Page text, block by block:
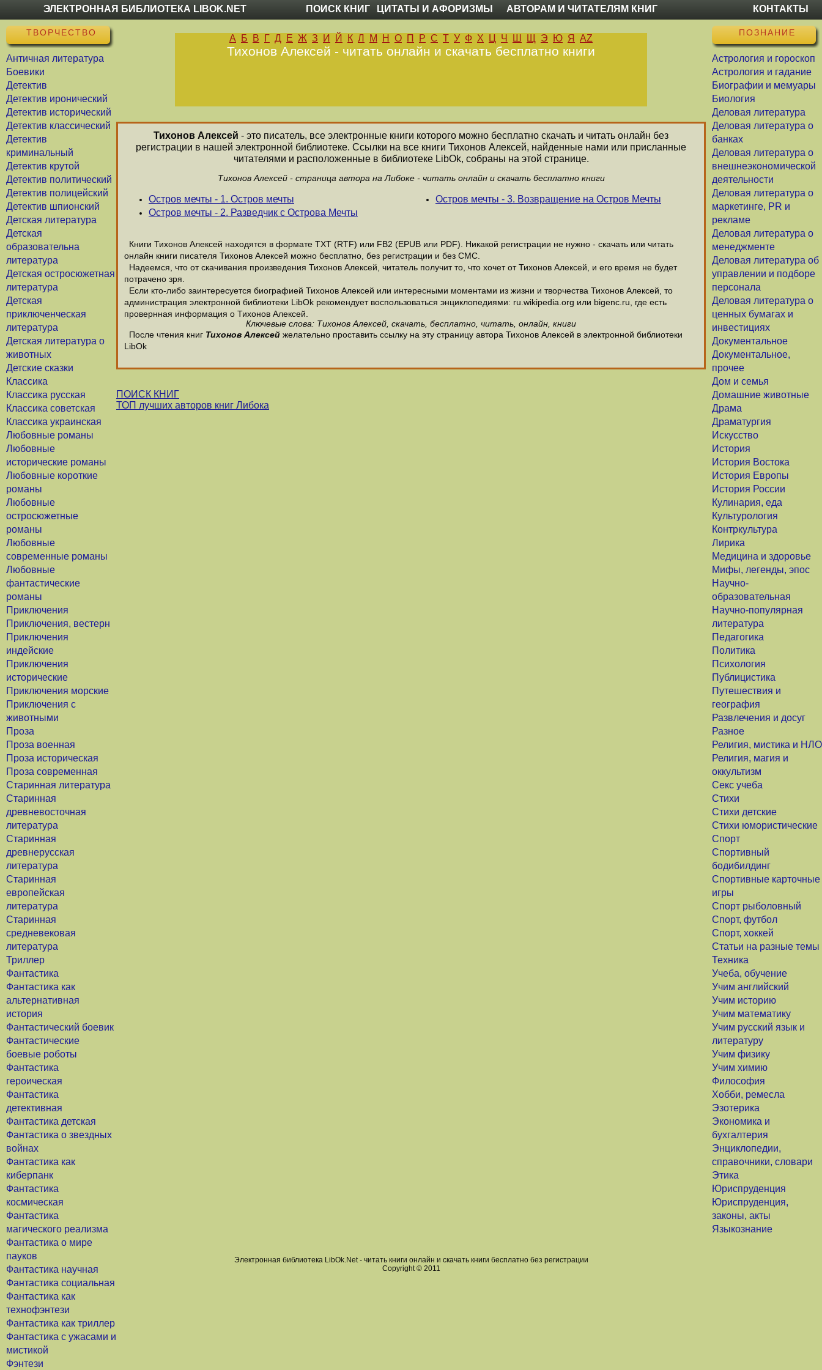
ЭЛЕКТРОННАЯ БИБЛИОТЕКА LIBOK.NET ПОИСК КНИГ ЦИТАТЫ И АФОРИЗМЫ АВТОРАМ И ЧИТАТЕЛЯМ КНИГ КОНТАКТЫ
ТВОРЧЕСТВО
Античная литература
Боевики
Детектив
Детектив иронический
Детектив исторический
Детектив классический
Детектив
криминальный
Детектив крутой
Детектив политический
Детектив полицейский
Детектив шпионский
Детская литература
Детская
образовательна
литература
Детская остросюжетная
литература
Детская
приключенческая
литература
Детская литература о
животных
Детские сказки
Классика
Классика русская
Классика советская
Классика украинская
Любовные романы
Любовные
исторические романы
Любовные короткие
романы
Любовные
остросюжетные
романы
Любовные
современные романы
Любовные
фантастические
романы
Приключения
Приключения, вестерн
Приключения
индейские
Приключения
исторические
Приключения морские
Приключения с
животными
Проза
Проза военная
Проза историческая
Проза современная
Старинная литература
Старинная
древневосточная
литература
Старинная
древнерусская
литература
Старинная
европейская
литература
Старинная
средневековая
литература
Триллер
Фантастика
Фантастика как
альтернативная
история
Фантастический боевик
Фантастические
боевые роботы
Фантастика
героическая
Фантастика
детективная
Фантастика детская
Фантастика о звездных
войнах
Фантастика как
киберпанк
Фантастика
космическая
Фантастика
магического реализма
Фантастика о мире
пауков
Фантастика научная
Фантастика социальная
Фантастика как
технофэнтези
Фантастика как триллер
Фантастика с ужасами и
мистикой
Фэнтези
ПОЗНАНИЕ
Астрология и гороскоп
Астрология и гадание
Биографии и мемуары
Биология
Деловая литература
Деловая литература о
банках
Деловая литература о
внешнеэкономической
деятельности
Деловая литература о
маркетинге, PR и
рекламе
Деловая литература о
менеджменте
Деловая литература об
управлении и подборе
персонала
Деловая литература о
ценных бумагах и
инвестициях
Документальное
Документальное,
прочее
Дом и семья
Домашние животные
Драма
Драматургия
Искусство
История
История Востока
История Европы
История России
Кулинария, еда
Культурология
Контркультура
Лирика
Медицина и здоровье
Мифы, легенды, эпос
Научно-
образовательная
Научно-популярная
литература
Педагогика
Политика
Психология
Публицистика
Путешествия и
география
Развлечения и досуг
Разное
Религия, мистика и НЛО
Религия, магия и
оккультизм
Секс учеба
Стихи
Стихи детские
Стихи юмористические
Спорт
Спортивный
бодибилдинг
Спортивные карточные
игры
Спорт рыболовный
Спорт, футбол
Спорт, хоккей
Статьи на разные темы
Техника
Учеба, обучение
Учим английский
Учим историю
Учим математику
Учим русский язык и
литературу
Учим физику
Учим химию
Философия
Хобби, ремесла
Эзотерика
Экономика и
бухгалтерия
Энциклопедии,
справочники, словари
Этика
Юриспруденция
Юриспруденция,
законы, акты
Языкознание
А Б В Г Д Е Ж З И Й К Л М Н О П Р С Т У Ф Х Ц Ч Ш Щ Э Ю Я AZ
Тихонов Алексей - читать онлайн и скачать бесплатно книги
Тихонов Алексей - это писатель, все электронные книги которого можно бесплатно скачать и читать онлайн без
регистрации в нашей электронной библиотеке. Ссылки на все книги Тихонов Алексей, найденные нами или присланные
читателями и расположенные в библиотеке LibOk, собраны на этой странице.
Тихонов Алексей - страница автора на Либоке - читать онлайн и скачать бесплатно книги
Остров мечты - 1. Остров мечты
Остров мечты - 2. Разведчик с Острова Мечты
Остров мечты - 3. Возвращение на Остров Мечты
Книги Тихонов Алексей находятся в формате ТХТ (RTF) или FB2 (EPUB или PDF). Никакой регистрации не нужно - скачать или читать
онлайн книги писателя Тихонов Алексей можно бесплатно, без регистрации и без СМС.
Надеемся, что от скачивания произведения Тихонов Алексей, читатель получит то, что хочет от Тихонов Алексей, и его время не будет
потрачено зря.
Если кто-либо заинтересуется биографией Тихонов Алексей или интересными моментами из жизни и творчества Тихонов Алексей, то
администрация электронной библиотеки LibOk рекомендует воспользоваться энциклопедиями: ru.wikipedia.org или bigenc.ru, где есть
провернная информация о Тихонов Алексей.
Ключевые слова: Тихонов Алексей, скачать, бесплатно, читать, онлайн, книги
После чтения книг Тихонов Алексей желательно проставить ссылку на эту страницу автора Тихонов Алексей в электронной библиотеки
LibOk
ПОИСК КНИГ
ТОП лучших авторов книг Либока
Электронная библиотека LibOk.Net - читать книги онлайн и скачать книги бесплатно без регистрации
Copyright © 2011